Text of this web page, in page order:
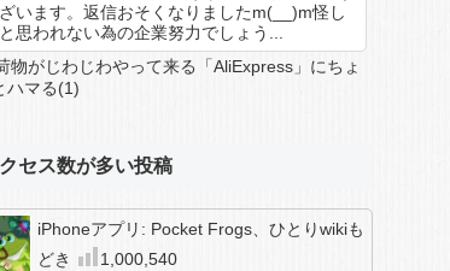
います。返信おそくなりましたm(__)m怪し
思われない為の企業努力でしょう...
物がじわじわやって来る「AliExpress」にちょ
ハマる(1)
セス数が多い投稿
iPhoneアプリ: Pocket Frogs、ひとりwikiも
どき
1,000,540